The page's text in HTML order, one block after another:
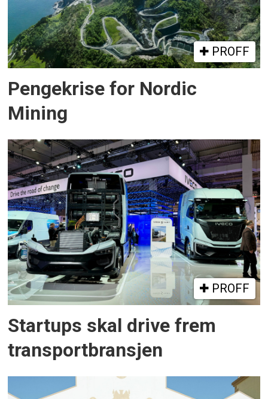
PROFF
Pengekrise for Nordic
Mining
PROFF
Startups skal drive frem
transportbransjen